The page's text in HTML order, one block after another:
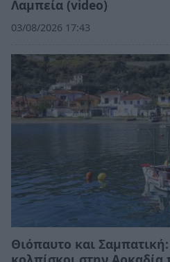
Λαμπεία (video)
03/08/2026 17:43
Θιόπαυτο και Σαμπατική: